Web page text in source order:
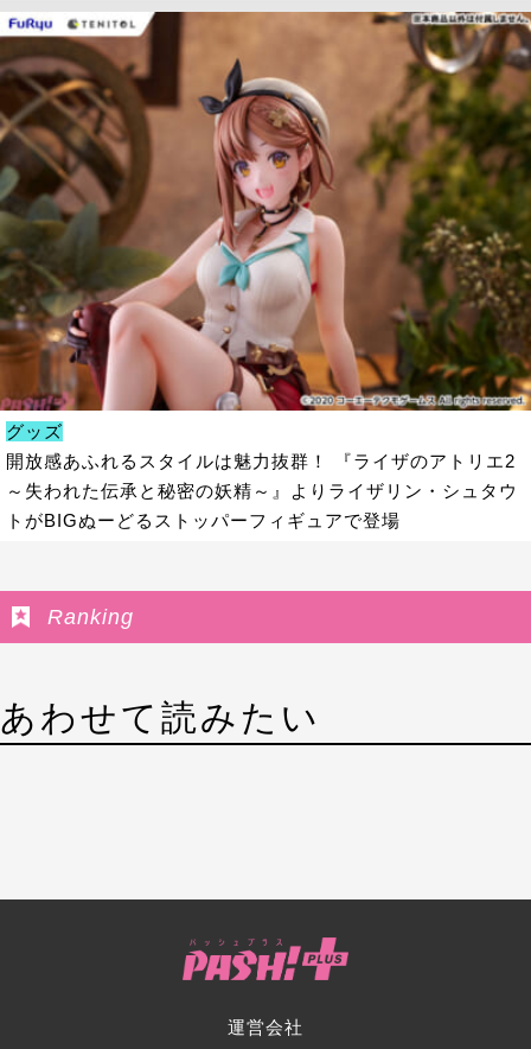
グッズ
開放感あふれるスタイルは魅力抜群！ 『ライザのアトリエ2
～失われた伝承と秘密の妖精～』よりライザリン・シュタウ
トがBIGぬーどるストッパーフィギュアで登場
Ranking
あわせて読みたい
運営会社